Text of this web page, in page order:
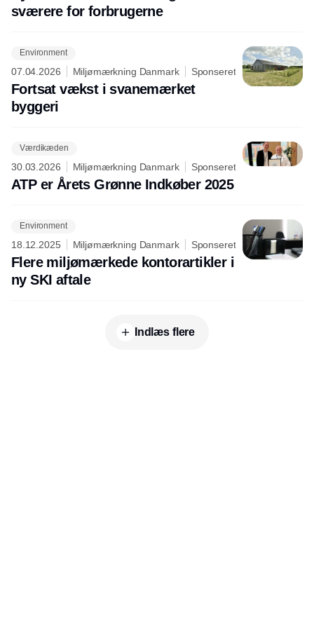
sværere for forbrugerne
Environment
07.04.2026 Miljømærkning Danmark Sponseret
Fortsat vækst i svanemærket
byggeri
Værdikæden
30.03.2026 Miljømærkning Danmark Sponseret
ATP er Årets Grønne Indkøber 2025
Environment
18.12.2025 Miljømærkning Danmark Sponseret
Flere miljømærkede kontorartikler i
ny SKI aftale
Indlæs flere